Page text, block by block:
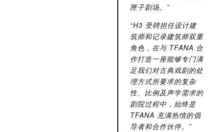
匣子剧场。”
“H3 受聘担任设计建
筑师和记录建筑师双重
角色，在与 TFANA 合
作打造一座能够专门满
足我们对古典戏剧的处
理方式所要求的复杂
性、比例及声学需求的
剧院过程中，始终是
TFANA 充满热情的倡
导者和合作伙伴。”